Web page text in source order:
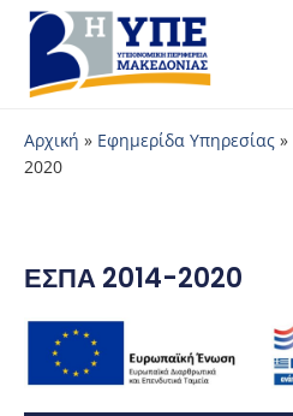
Αρχική » Εφημερίδα Υπηρεσίας »
2020
ΕΣΠΑ 2014-2020